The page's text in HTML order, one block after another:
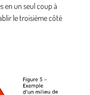
en un seul coup à
le troisième côté